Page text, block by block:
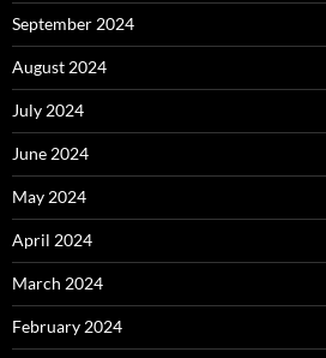
September 2024
August 2024
July 2024
June 2024
May 2024
April 2024
March 2024
February 2024